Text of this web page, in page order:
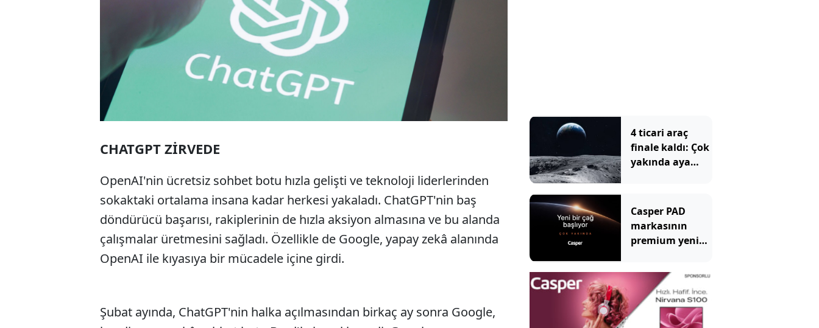
CHATGPT ZİRVEDE
OpenAI'nin ücretsiz sohbet botu hızla gelişti ve teknoloji liderlerinden
sokaktaki ortalama insana kadar herkesi yakaladı. ChatGPT'nin baş
döndürücü başarısı, rakiplerinin de hızla aksiyon almasına ve bu alanda
çalışmalar üretmesini sağladı. Özellikle de Google, yapay zekâ alanında
OpenAI ile kıyasıya bir mücadele içine girdi.
Şubat ayında, ChatGPT'nin halka açılmasından birkaç ay sonra Google,
4 ticari araç
finale kaldı: Çok
yakında aya
Casper PAD
markasının
premium yeni
sayım başladı